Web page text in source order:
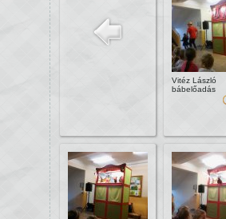
Vitéz László
bábelőadás